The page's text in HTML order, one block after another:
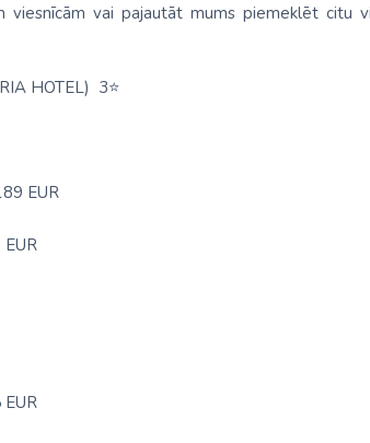
vai pajautāt mums piemeklēt citu
HOTEL) 3⭐
EUR